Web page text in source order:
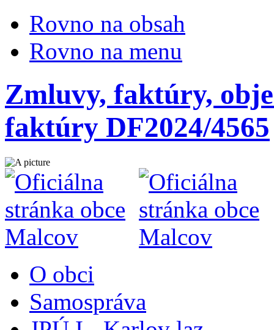
Rovno na obsah
Rovno na menu
Zmluvy, faktúry,
faktúry DF2024/4565
O obci
Samospráva